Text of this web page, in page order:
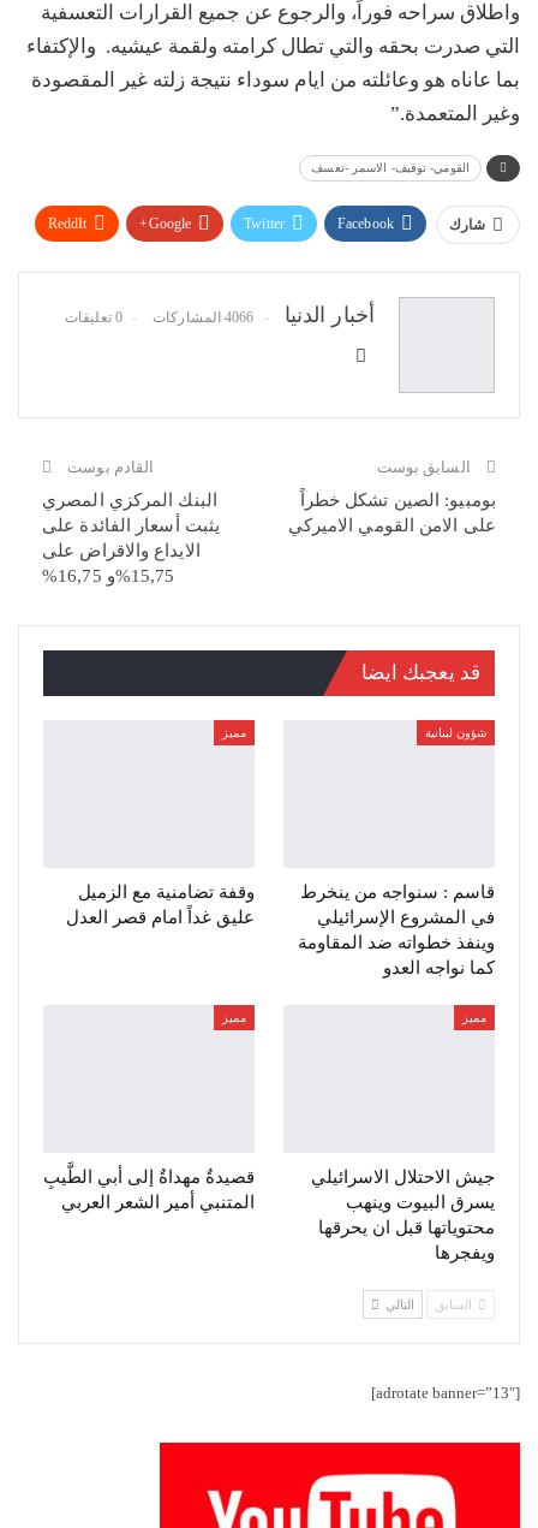
واطلاق سراحه فوراً، والرجوع عن جميع القرارات التعسفية
التي صدرت بحقه والتي تطال كرامته ولقمة عيشيه. والإكتفاء
بما عاناه هو وعائلته من ايام سوداء نتيجة زلته غير المقصودة
وغير المتعمدة.”
القومي- توقيف- الاسمر -تعسف
شارك Facebook
Twitter
Google+
ReddIt
أخبار الدنيا 4066 المشاركات 0 تعليقات
السابق بوست
بومبيو: الصين تشكل خطراً
على الامن القومي الاميركي
القادم بوست
البنك المركزي المصري
يثبت أسعار الفائدة على
الايداع والاقراض على
15,75%و 16,75%
قد يعجبك ايضا
شؤون لبنانية
قاسم : سنواجه من ينخرط
في المشروع الإسرائيلي
وينفذ خطواته ضد المقاومة
كما نواجه العدو
مميز
وقفة تضامنية مع الزميل
عليق غداً امام قصر العدل
مميز
جيش الاحتلال الاسرائيلي
يسرق البيوت وينهب
محتوياتها قبل ان يحرقها
ويفجرها
مميز
قصيدةٌ مهداةٌ إلى أبي الطَّيبِ
المتنبي أمير الشعر العربي
السابق التالي
[adrotate banner=”13″]